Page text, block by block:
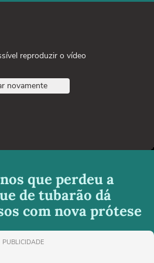
reproduzir o vídeo
novamente
que perdeu a
de tubarão dá
com nova prótese
PUBLICIDADE